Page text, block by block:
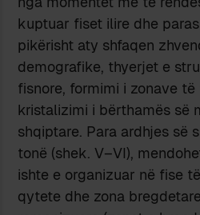
kuptuar fiset ilire dhe
pikërisht aty shfaqen
demografike, thyerjet e
fisnore, formimi i zonave
kristalizimi i bërthamës së
shqiptare. Para ardhjes së
tonë (shek. V–VI),
ishte e organizuar në fise
qytete dhe zona